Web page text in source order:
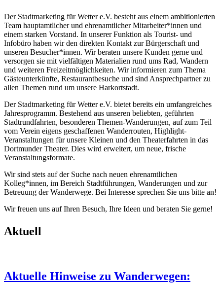
Der Stadtmarketing für Wetter e.V. besteht aus einem ambitionierten
Team hauptamtlicher und ehrenamtlicher Mitarbeiter*innen und
einem starken Vorstand. In unserer Funktion als Tourist- und
Infobüro haben wir den direkten Kontakt zur Bürgerschaft und
unseren Besucher*innen. Wir beraten unsere Kunden gerne und
versorgen sie mit vielfältigen Materialien rund ums Rad, Wandern
und weiteren Freizeitmöglichkeiten. Wir informieren zum Thema
Gästeunterkünfte, Restaurantbesuche und sind Ansprechpartner zu
allen Themen rund um unsere Harkortstadt.
Der Stadtmarketing für Wetter e.V. bietet bereits ein umfangreiches
Jahresprogramm. Bestehend aus unseren beliebten, geführten
Stadtrundfahrten, besonderen Themen-Wanderungen, auf zum Teil
vom Verein eigens geschaffenen Wanderrouten, Highlight-
Veranstaltungen für unsere Kleinen und den Theaterfahrten in das
Dortmunder Theater. Dies wird erweitert, um neue, frische
Veranstaltungsformate.
Wir sind stets auf der Suche nach neuen ehrenamtlichen
Kolleg*innen, im Bereich Stadtführungen, Wanderungen und zur
Betreuung der Wanderwege. Bei Interesse sprechen Sie uns bitte an!
Wir freuen uns auf Ihren Besuch, Ihre Ideen und beraten Sie gerne!
Aktuell
Aktuelle Hinweise zu Wanderwegen: